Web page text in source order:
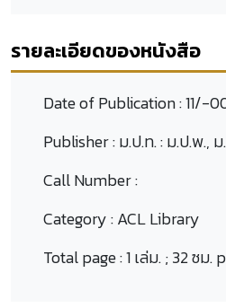
รายละเอียดของหนังสือ
Date of Publication :11/-
Publisher :ม.ป.ท. : ม.ป.พ.,
Call Number :
Category :ACL Library
Total page :1 เล่ม. ; 32 ซม.